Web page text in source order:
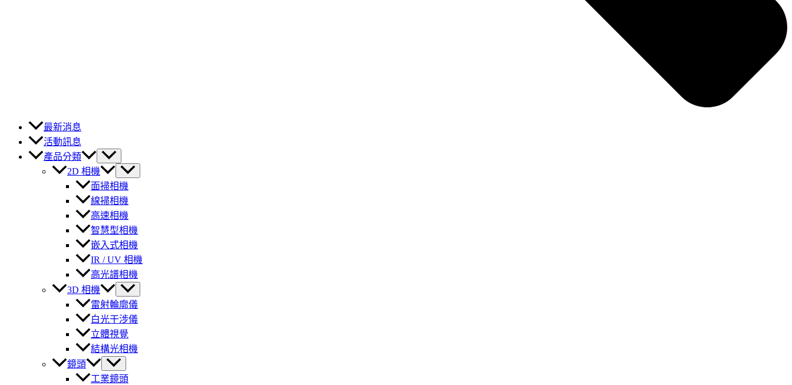
最新消息
活動訊息
產品分類
2D 相機
面掃相機
線掃相機
高速相機
智慧型相機
嵌入式相機
IR / UV 相機
高光譜相機
3D 相機
雷射輪廓儀
白光干涉儀
立體視覺
結構光相機
鏡頭
工業鏡頭